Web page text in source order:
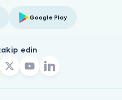
Google Play
edin